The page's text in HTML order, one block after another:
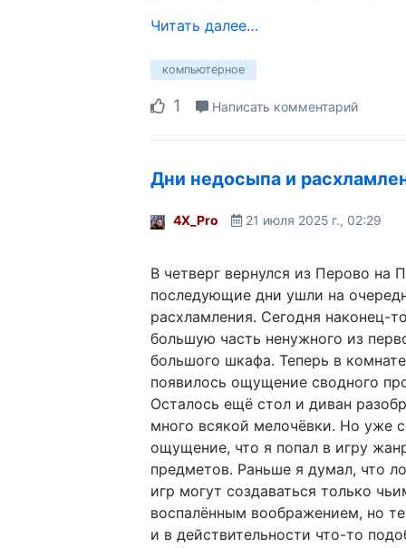
Читать далее…
компьютерное
1 Написать комментарий
Дни недосыпа и
4X_Pro 21 июля 2025 г., 02:29
В четверг вернулся из Перово на
последующие дни ушли на
расхламления. Сегодня наконец-
большую часть ненужного из
большого шкафа. Теперь в
появилось ощущение сводного
Осталось ещё стол и диван
много всякой мелочёвки. Но уже
ощущение, что я попал в игру
предметов. Раньше я думал, что
игр могут создаваться только
воспалённым воображением, но
и в действительности что-то